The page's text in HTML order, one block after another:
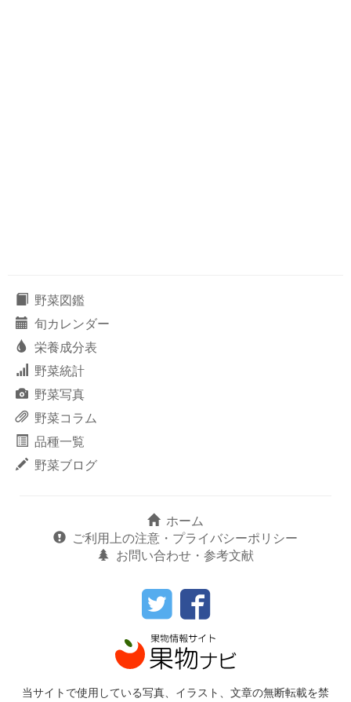
野菜図鑑
旬カレンダー
栄養成分表
野菜統計
野菜写真
野菜コラム
品種一覧
野菜ブログ
ホーム
ご利用上の注意・プライバシーポリシー
お問い合わせ・参考文献
当サイトで使用している写真、イラスト、文章の無断転載を禁